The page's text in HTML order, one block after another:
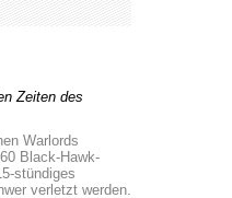
Zeiten des
Warlords
Black-Hawk-
stündiges
verletzt werden.